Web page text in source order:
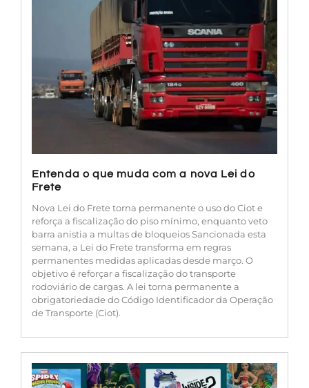
Entenda o que muda com a nova Lei do
Frete
Nova Lei do Frete torna permanente o uso do Ciot e
reforça a fiscalização do piso mínimo, enquanto veto
barra anistia a multas de bloqueios Sancionada esta
semana, a Lei do Frete transforma em regras
permanentes medidas aplicadas desde março. O
objetivo é reforçar a fiscalização do transporte
rodoviário de cargas. A lei torna permanente a
obrigatoriedade do Código Identificador da Operação
de Transporte (Ciot).